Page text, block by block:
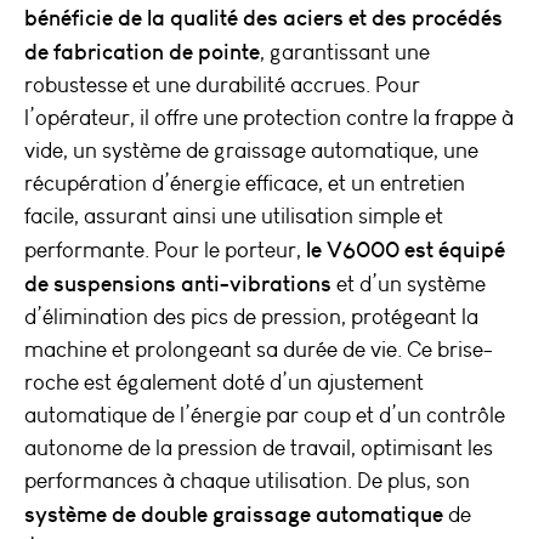
bénéficie de la qualité des aciers et des procédés
de fabrication de pointe, garantissant une
robustesse et une durabilité accrues. Pour
l’opérateur, il offre une protection contre la frappe à
vide, un système de graissage automatique, une
récupération d’énergie efficace, et un entretien
facile, assurant ainsi une utilisation simple et
performante. Pour le porteur, le V6000 est équipé
de suspensions anti-vibrations et d’un système
d’élimination des pics de pression, protégeant la
machine et prolongeant sa durée de vie. Ce brise-
roche est également doté d’un ajustement
automatique de l’énergie par coup et d’un contrôle
autonome de la pression de travail, optimisant les
performances à chaque utilisation. De plus, son
système de double graissage automatiquede